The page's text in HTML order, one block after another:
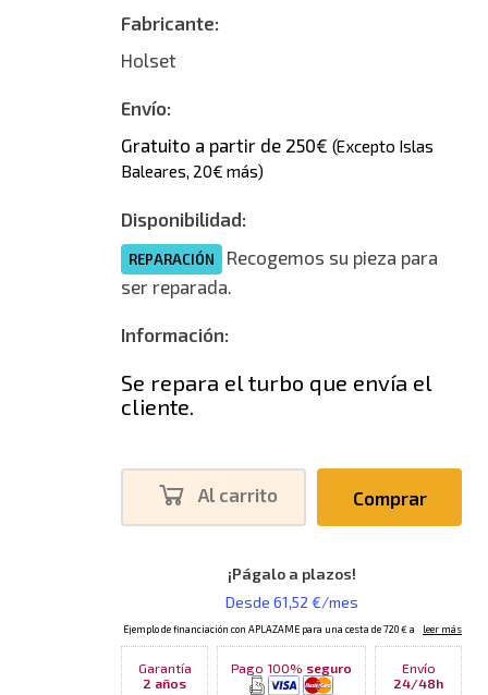
Fabricante:
Holset
Envío:
Gratuito a partir de 250€ (Excepto Islas
Baleares, 20€ más)
Disponibilidad:
REPARACIÓN
Recogemos su pieza para
ser reparada.
Información:
Se repara el turbo que envía el
cliente.
Al carrito Comprar
Garantía
2 años
Pago 100% seguro
Envío
24/48h